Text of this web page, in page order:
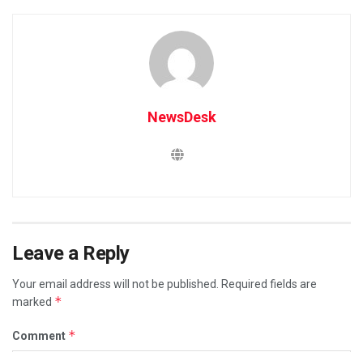
NewsDesk
Leave a Reply
Your email address will not be published.
Required fields are
marked *
Comment *